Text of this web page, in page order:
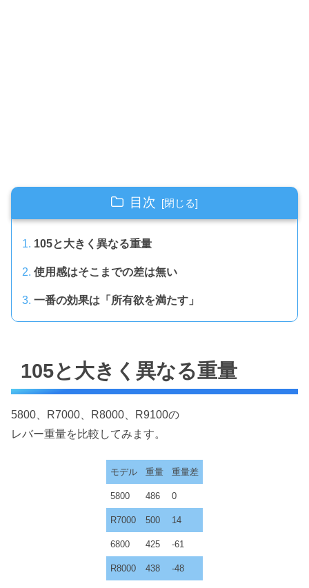
目次
105と大きく異なる重量
使用感はそこまでの差は無い
一番の効果は「所有欲を満たす」
105と大きく異なる重量
5800、R7000、R8000、R9100の
レバー重量を比較してみます。
モデル 重量 重量差
5800 486 0
R7000 500 14
6800 425 -61
R8000 438 -48